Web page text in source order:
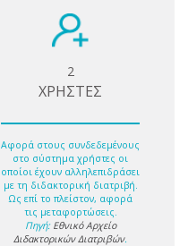
2
ΧΡΗΣΤΕΣ
Αφορά στους συνδεδεμένους
στο σύστημα χρήστες οι
οποίοι έχουν αλληλεπιδράσει
με τη διδακτορική διατριβή.
Ως επί το πλείστον, αφορά
τις μεταφορτώσεις.
Πηγή: Εθνικό Αρχείο
Διδακτορικών Διατριβών.